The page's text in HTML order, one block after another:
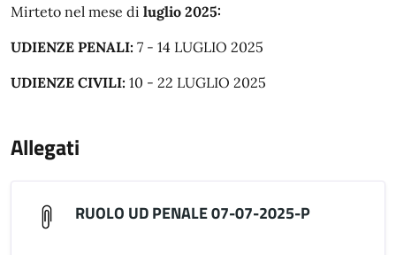
Mirteto nel mese di luglio 2025:
UDIENZE PENALI: 7 - 14 LUGLIO 2025
UDIENZE CIVILI: 10 - 22 LUGLIO 2025
Allegati
RUOLO UD PENALE 07-07-2025-P